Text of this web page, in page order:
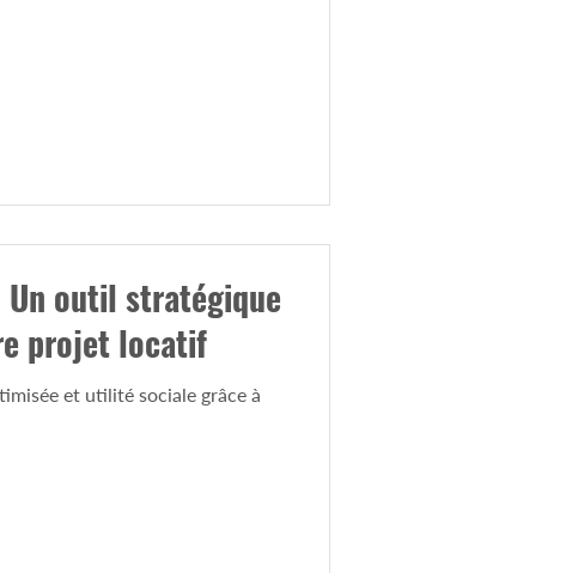
Un outil stratégique
projet locatif
et utilité sociale grâce à